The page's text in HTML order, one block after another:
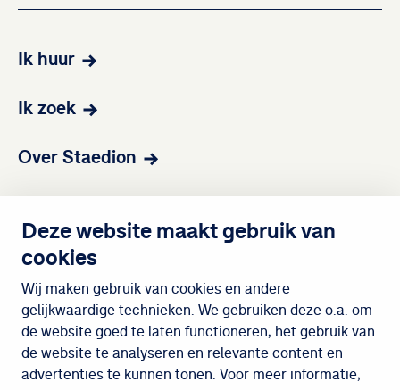
Deze website maakt gebruik van
cookies
Wij maken gebruik van cookies en andere
gelijkwaardige technieken. We gebruiken deze o.a. om
de website goed te laten functioneren, het gebruik van
de website te analyseren en relevante content en
advertenties te kunnen tonen. Voor meer informatie,
Ik huur
Ik zoek
Over Staedion
Wijken
Meedoen